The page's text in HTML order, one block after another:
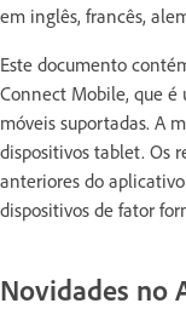
em inglês, francês,
Este documento
Connect Mobile, que é
móveis suportadas. A
dispositivos tablet. Os
anteriores do
dispositivos de fator
Novidades no